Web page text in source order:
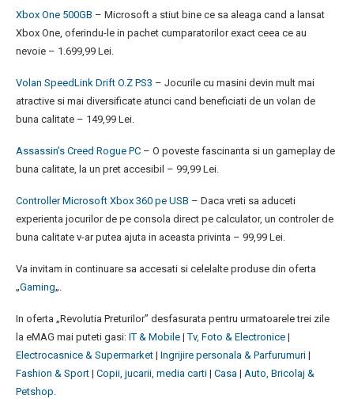
Xbox One 500GB – Microsoft a stiut bine ce sa aleaga cand a lansat
Xbox One, oferindu-le in pachet cumparatorilor exact ceea ce au
nevoie – 1.699,99 Lei.
Volan SpeedLink Drift O.Z PS3 – Jocurile cu masini devin mult mai
atractive si mai diversificate atunci cand beneficiati de un volan de
buna calitate – 149,99 Lei.
Assassin’s Creed Rogue PC – O poveste fascinanta si un gameplay de
buna calitate, la un pret accesibil – 99,99 Lei.
Controller Microsoft Xbox 360 pe USB – Daca vreti sa aduceti
experienta jocurilor de pe consola direct pe calculator, un controler de
buna calitate v-ar putea ajuta in aceasta privinta – 99,99 Lei.
Va invitam in continuare sa accesati si celelalte produse din oferta
„Gaming„.
In oferta „Revolutia Preturilor” desfasurata pentru urmatoarele trei zile
la eMAG mai puteti gasi: IT & Mobile |Tv, Foto & Electronice |
Electrocasnice & Supermarket | Ingrijire personala & Parfurumuri |
Fashion & Sport | Copii, jucarii, media carti | Casa | Auto, Bricolaj &
Petshop.